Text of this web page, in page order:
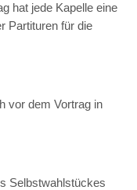
hat jede Kapelle eine
Partituren für die
vor dem Vortrag in
Selbstwahlstückes